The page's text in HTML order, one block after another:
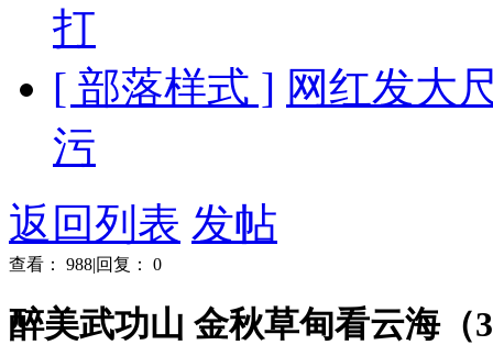
打
[ 部落样式 ] 网红发大
污
返回列表 发帖
查看： 988|回复： 0
醉美武功山 金秋草甸看云海（